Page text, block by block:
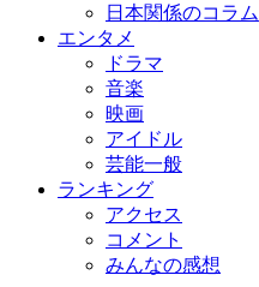
日本関係のコラム
エンタメ
ドラマ
音楽
映画
アイドル
芸能一般
ランキング
アクセス
コメント
みんなの感想